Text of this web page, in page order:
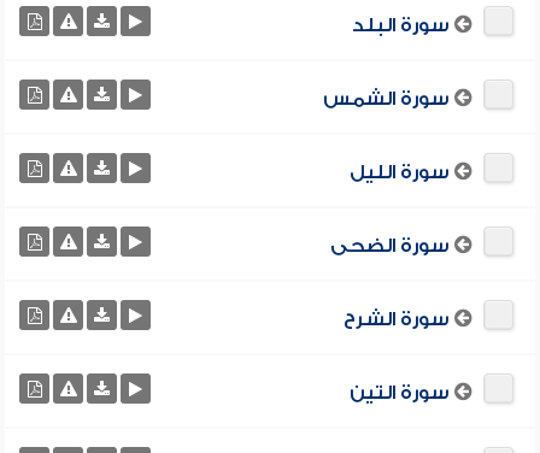
سورة البلد
سورة الشمس
سورة الليل
سورة الضحى
سورة الشرح
سورة التين